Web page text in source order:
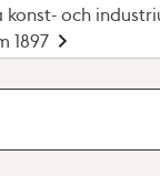
konst- och
1897